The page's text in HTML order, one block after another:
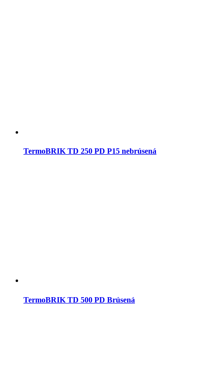
TermoBRIK TD 250 PD P15 nebrúsená
TermoBRIK TD 500 PD Brúsená